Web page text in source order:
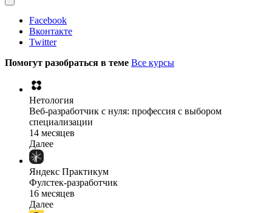
Facebook
Вконтакте
Twitter
Помогут разобраться в теме Все курсы
Нетология
Веб-разработчик с нуля: профессия с выбором
специализации
14 месяцев
Далее
Яндекс Практикум
Фулстек-разработчик
16 месяцев
Далее